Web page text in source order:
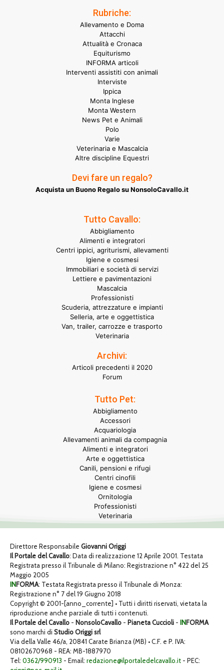
Rubriche:
Allevamento e Doma
Attacchi
Attualità e Cronaca
Equiturismo
INFORMA articoli
Interventi assistiti con animali
Interviste
Ippica
Monta Inglese
Monta Western
News Pet e Animali
Polo
Varie
Veterinaria e Mascalcia
Altre discipline Equestri
Devi fare un regalo?
Acquista un Buono Regalo su NonsoloCavallo.it
Tutto Cavallo:
Abbigliamento
Alimenti e integratori
Centri ippici, agriturismi, allevamenti
Igiene e cosmesi
Immobiliari e società di servizi
Lettiere e pavimentazioni
Mascalcia
Professionisti
Scuderia, attrezzature e impianti
Selleria, arte e oggettistica
Van, trailer, carrozze e trasporto
Veterinaria
Archivi:
Articoli precedenti il 2020
Forum
Tutto Pet:
Abbigliamento
Accessori
Acquariologia
Allevamenti animali da compagnia
Alimenti e integratori
Arte e oggettistica
Canili, pensioni e rifugi
Centri cinofili
Igiene e cosmesi
Ornitologia
Professionisti
Veterinaria
Direttore Responsabile Giovanni Origgi
Il Portale del Cavallo: Data di realizzazione 12 Aprile 2001. Testata
Registrata presso il Tribunale di Milano: Registrazione n° 422 del 25
Maggio 2005
INFORMA: Testata Registrata presso il Tribunale di Monza:
Registrazione n° 7 del 19 Giugno 2018
Copyright © 2001-[anno_corrente] • Tutti i diritti riservati, vietata la
riproduzione anche parziale di tutti i contenuti.
Il Portale del Cavallo - NonsoloCavallo - Pianeta Cuccioli - INFORMA
sono marchi di Studio Origgi srl
Via della Valle 46/a, 20841 Carate Brianza (MB) • C.F. e P. IVA:
08102670968 - REA: MB-1887970
Tel: 0362/990913 - Email: redazione@ilportaledelcavallo.it - PEC: